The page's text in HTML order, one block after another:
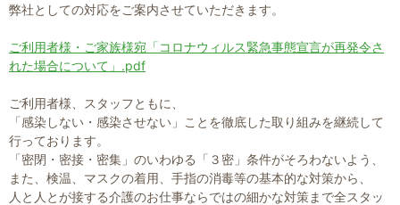
弊社としての対応をご案内させていただきます。
ご利用者様・ご家族様宛「コロナウィルス緊急事態宣言が再発令さ
れた場合について」.pdf
ご利用者様、スタッフともに、
「感染しない・感染させない」ことを徹底した取り組みを継続して
行っております。
「密閉・密接・密集」のいわゆる「３密」条件がそろわないよう、
また、検温、マスクの着用、手指の消毒等の基本的な対策から、
人と人とが接する介護のお仕事ならではの細かな対策まで全スタッ